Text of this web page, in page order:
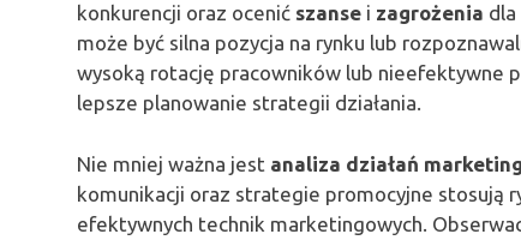
konkurencji oraz ocenić szanse i zagrożenia dla
może być silna pozycja na rynku lub
wysoką rotację pracowników lub nieefektywne
lepsze planowanie strategii działania.
Nie mniej ważna jest analiza działań
komunikacji oraz strategie promocyjne stosują
efektywnych technik marketingowych.